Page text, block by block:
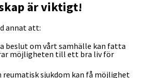
är viktigt!
annat att:
beslut om vårt samhälle kan fatta
möjligheten till ett bra liv för
reumatisk sjukdom kan få möjlighet